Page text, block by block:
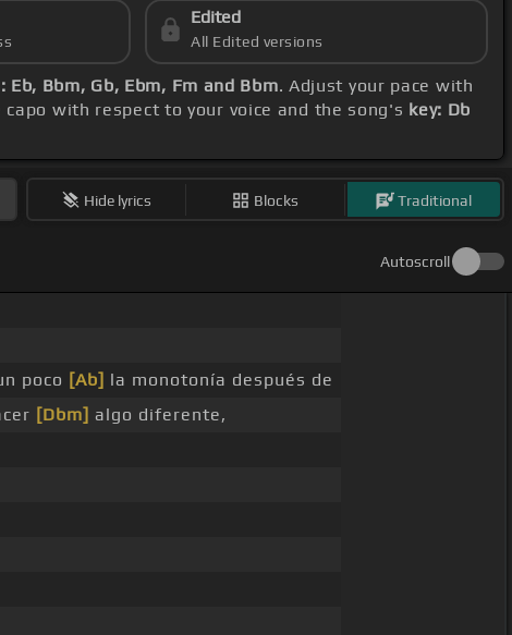
Edited
All Edited versions
Bbm, Gb, Ebm, Fm and Bbm. Adjust your pace with
with respect to your voice and the song's key: Db
Hide lyrics Blocks Traditional
Autoscroll
poco [Ab] la monotonía después de
[Dbm] algo diferente,